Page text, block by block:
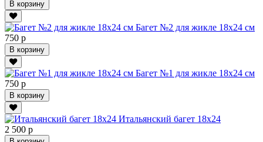
В корзину
Багет №2 для жикле 18х24 см
750 р
В корзину
Багет №1 для жикле 18х24 см
750 р
В корзину
Итальянский багет 18х24
2 500 р